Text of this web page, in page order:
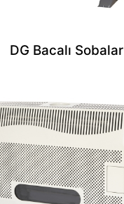
DG Bacalı Sobalar